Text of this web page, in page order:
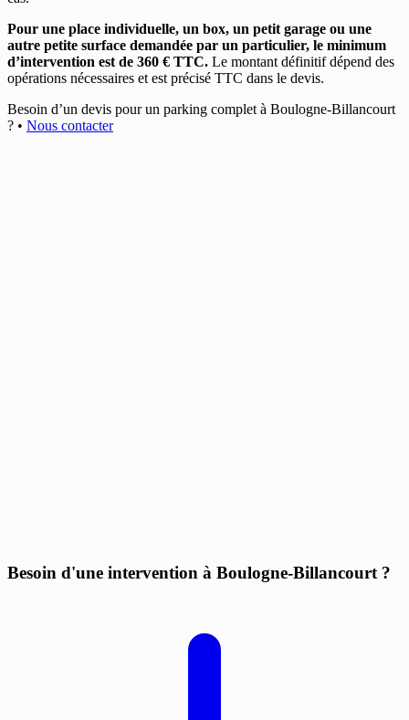
Pour une place individuelle, un box, un petit garage ou une
autre petite surface demandée par un particulier, le minimum
d’intervention est de 360 € TTC. Le montant définitif dépend des
opérations nécessaires et est précisé TTC dans le devis.
Besoin d’un devis pour un parking complet à Boulogne-Billancourt
? • Nous contacter
Besoin d'une intervention à Boulogne-Billancourt ?